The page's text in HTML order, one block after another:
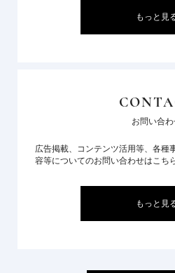
もっと見
お問い合
広告掲載、コンテンツ活用等、各種
容等についてのお問い合わせはこち
もっと見